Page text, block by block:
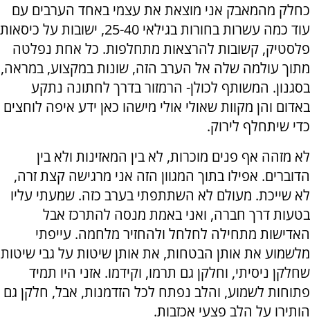
כחלק מהמאבק אני מוצאת את עצמי באחד הערבים עם
עוד כמה עשרות בחורות בגילאי 25-40, ישובות על כיסאות
פלסטיק, קשובות להרצאות מתחלפות. כל אחת נפלטה
מתוך עולמה שלה אל הערב הזה, שונות במקצוע, במראה,
בסגנון. המשותף לכולן- הרמזור בדרך לחתונה נתקע
באדום והן מקוות שאולי אולי מישהו כאן ידע איפה לוחצים
כדי שיתחלף לירוק.
לא מזהה אף פנים מוכרות, לא בין המאזינות ולא בין
הדוברים. אפילו בתוך המגוון הזה אני מרגישה קצת זרה,
לא שייכת. מעולם לא השתתפתי בערב כזה. שמעתי עליו
בטעות דרך חברה, ואני באמת מנסה להתרכז אבל
האדישות מתחילה לחלחל ולהחזיר מלחמה. עייפתי
מלשמוע את אותן הבטחות, את אותן שיטות על גבי שיטות
שחלקן ניסיתי, וחלקן גם תרמו, וקידמו. אזני היו תמיד
פתוחות לשמוע, והלב נפתח לכל הזדמנות, אבל, חלקן גם
הותירו על הלב פצעי אכזבות.